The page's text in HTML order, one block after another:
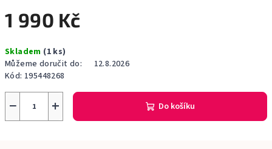
1 990 Kč
cena:
Skladem (1 ks)
Můžeme doručit do:
12.8.2026
Kód: 195448268
+
− Do košíku